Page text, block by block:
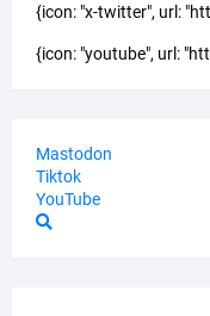
{icon: "x-twitter", url:
{icon: "youtube", url:
Mastodon
Tiktok
YouTube